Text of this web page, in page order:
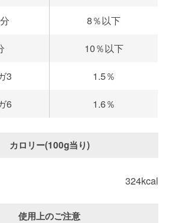
8％以下
10％以下
3 1.5％
6 1.6％
カロリー(100g当り)
324kcal
使用上のご注意